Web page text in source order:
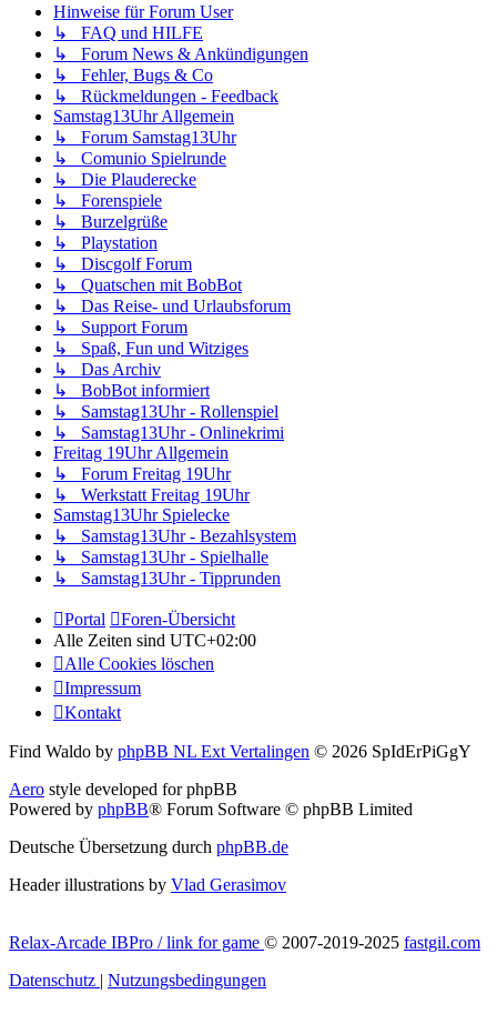
Hinweise für Forum User
↳ FAQ und HILFE
↳ Forum News & Ankündigungen
↳ Fehler, Bugs & Co
↳ Rückmeldungen - Feedback
Samstag13Uhr Allgemein
↳ Forum Samstag13Uhr
↳ Comunio Spielrunde
↳ Die Plauderecke
↳ Forenspiele
↳ Burzelgrüße
↳ Playstation
↳ Discgolf Forum
↳ Quatschen mit BobBot
↳ Das Reise- und Urlaubsforum
↳ Support Forum
↳ Spaß, Fun und Witziges
↳ Das Archiv
↳ BobBot informiert
↳ Samstag13Uhr - Rollenspiel
↳ Samstag13Uhr - Onlinekrimi
Freitag 19Uhr Allgemein
↳ Forum Freitag 19Uhr
↳ Werkstatt Freitag 19Uhr
Samstag13Uhr Spielecke
↳ Samstag13Uhr - Bezahlsystem
↳ Samstag13Uhr - Spielhalle
↳ Samstag13Uhr - Tipprunden
Portal
Foren-Übersicht
Alle Zeiten sind UTC+02:00
Alle Cookies löschen
Impressum
Kontakt
Find Waldo by phpBB NL Ext Vertalingen © 2026 SpIdErPiGgY
Aero style developed for phpBB
Powered by phpBB® Forum Software © phpBB Limited
Deutsche Übersetzung durch phpBB.de
Header illustrations by Vlad Gerasimov
Relax-Arcade IBPro / link for game © 2007-2019-2025 fastgil.com
Datenschutz | Nutzungsbedingungen